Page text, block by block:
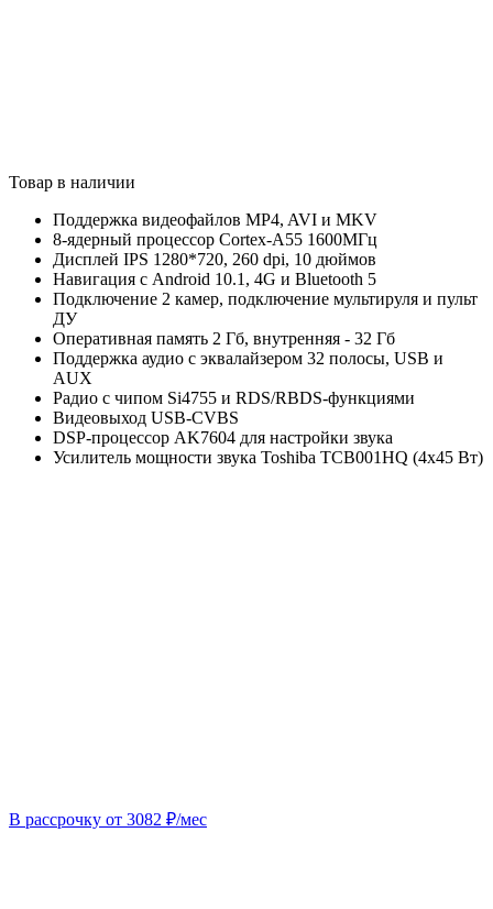
Товар в наличии
Поддержка видеофайлов MP4, AVI и MKV
8-ядерный процессор Cortex-A55 1600МГц
Дисплей IPS 1280*720, 260 dpi, 10 дюймов
Навигация с Android 10.1, 4G и Bluetooth 5
Подключение 2 камер, подключение мультируля и пульт
ДУ
Оперативная память 2 Гб, внутренняя - 32 Гб
Поддержка аудио с эквалайзером 32 полосы, USB и
AUX
Радио с чипом Si4755 и RDS/RBDS-функциями
Видеовыход USB-CVBS
DSP-процессор AK7604 для настройки звука
Усилитель мощности звука Toshiba TCB001HQ (4x45 Вт)
В рассрочку от 3082 ₽/мес